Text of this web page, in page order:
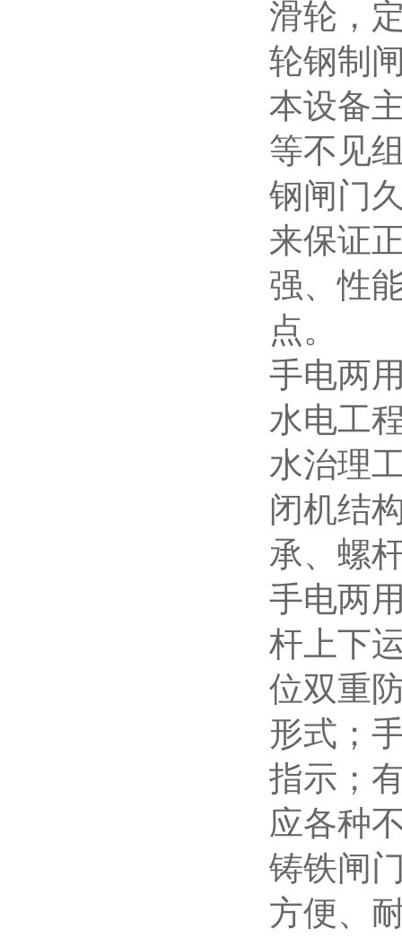
滑轮，
轮钢制
本设备
等不见
钢闸门
来保证
强、性
点。
手电两
水电工
水治理
闭机结
承、螺
手电两
杆上下
位双重
形式；
指示；
应各种
铸铁闸
方便、